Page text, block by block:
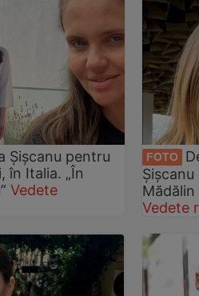
Șișcanu pentru
în Italia. „În
Vedete
FOTO
Mădălin
Vedete